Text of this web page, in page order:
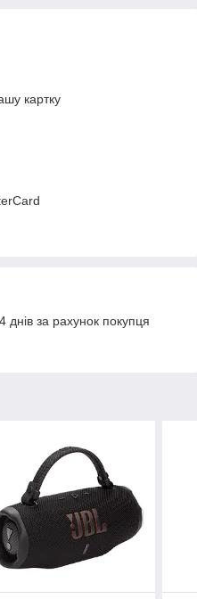
картку
за рахунок покупця